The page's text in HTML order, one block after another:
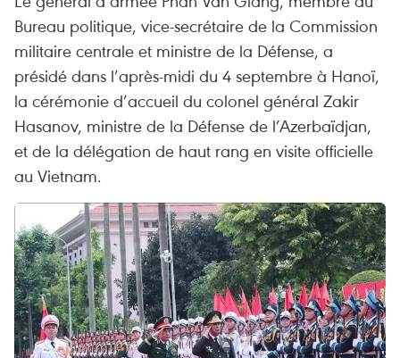
Bureau politique, vice-secrétaire de la Commission
militaire centrale et ministre de la Défense, a
présidé dans l’après-midi du 4 septembre à Hanoï,
la cérémonie d’accueil du colonel général Zakir
Hasanov, ministre de la Défense de l’Azerbaïdjan,
et de la délégation de haut rang en visite officielle
au Vietnam.